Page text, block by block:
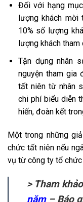
Đối với hạng
lượng khách
10% số lượng
lượng khách
Tận dụng nhân
nguyện tham gia
tất niên từ nhân
chi phí biểu diễn
hiến, đoàn kết
Một trong những
chức tất niên nếu
vụ từ công ty tổ
> Tham
năm– Báo